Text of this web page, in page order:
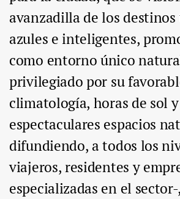
avanzadilla de los
azules e inteligentes,
como entorno único
privilegiado por su
climatología, horas de sol y
espectaculares espacios
difundiendo, a todos los
viajeros, residentes y
especializadas en el